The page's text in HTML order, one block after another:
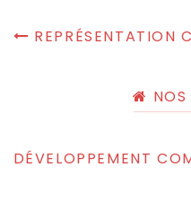
REPRÉSENTATION
NOS
DÉVELOPPEMENT